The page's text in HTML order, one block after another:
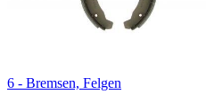
6 - Bremsen, Felgen